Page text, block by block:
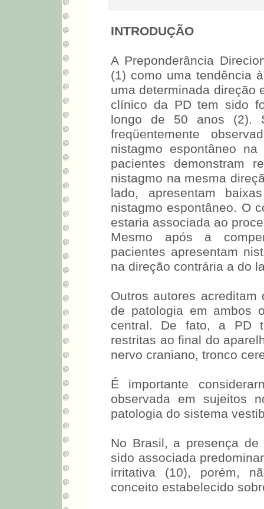
INTRODUÇÃO
A Preponderância
(1) como uma tendência
uma determinada direção
clínico da PD tem sido
longo de 50 anos (2).
freqüentemente
nistagmo espontâneo
pacientes demonstram
nistagmo na mesma
lado, apresentam
nistagmo espontâneo. O
estaria associada ao
Mesmo após a
pacientes apresentam
na direção contrária a do
Outros autores
de patologia em ambos
central. De fato, a PD
restritas ao final do
nervo craniano, tronco
É importante
observada em sujeitos
patologia do sistema
No Brasil, a presença
sido associada
irritativa (10), porém,
conceito estabelecido